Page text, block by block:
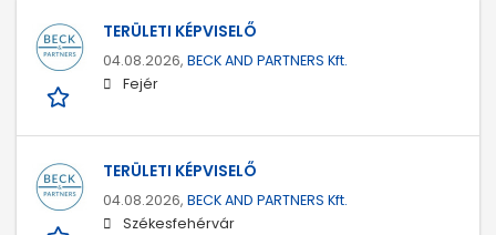
TERÜLETI KÉPVISELŐ
04.08.2026, BECK AND PARTNERS Kft.
Fejér
TERÜLETI KÉPVISELŐ
04.08.2026, BECK AND PARTNERS Kft.
Székesfehérvár